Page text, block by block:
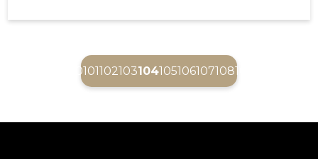
100101102103104(current)
105106107108109